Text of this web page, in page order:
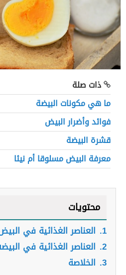
ذات صلة
ما هي مكونات البيضة
فوائد وأضرار البيض
قشرة البيضة
معرفة البيض مسلوقا أم نيئا
محتويات
1. العناصر الغذائية في
2. العناصر الغذائية في
3. الخلاصة